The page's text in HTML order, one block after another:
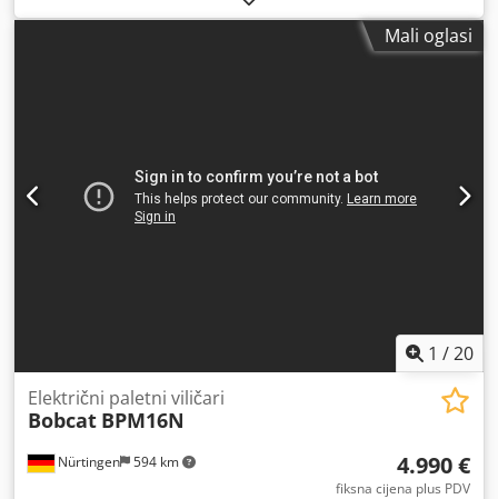
mm, vrsta goriva:električni, vrsta jarbola:triplex,
, napon baterije: 25,6 V ,
Mali oglasi
1 /20
Nürtingen 594 km
Električni paletni viličari
Bobcat BPM16N
4.990 €
fiksna cijena plus PDV